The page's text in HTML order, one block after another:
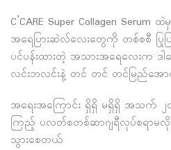
C’CARE Super Collagen
အရေပြားဆဲလ်လေးတွေကို တစ်စစီ ပ
ပင်ပန်းထားတဲ့ အသားအရေလေးက ဒ
လင်းဘလင်းနဲ့ တင် တင် တင်မြည်အောင်
အရေးအကြောင်း ရှိရှိ မရှိရှိ အသက်
ကြည့် ပလတ်စတစ်ဆာဂျရီလုပ်စရာမ
သွားစေတယ်